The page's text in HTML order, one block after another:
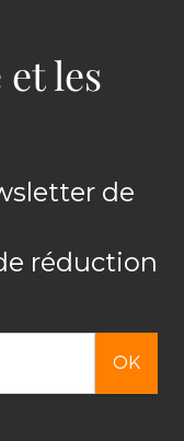
les
de
réduction
OK